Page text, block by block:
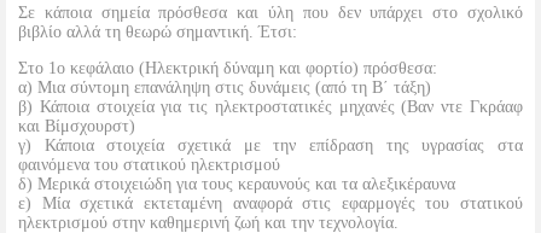
Σε κάποια σημεία πρόσθεσα και ύλη που δεν υπάρχει στο σχολικό
βιβλίο αλλά τη θεωρώ σημαντική. Έτσι:
Στο 1ο κεφάλαιο (Ηλεκτρική δύναμη και φορτίο) πρόσθεσα:
α) Μια σύντομη επανάληψη στις δυνάμεις (από τη Β΄ τάξη)
β) Κάποια στοιχεία για τις ηλεκτροστατικές μηχανές (Βαν ντε Γκράαφ
και Βίμσχουρστ)
γ) Κάποια στοιχεία σχετικά με την επίδραση της υγρασίας στα
φαινόμενα του στατικού ηλεκτρισμού
δ) Μερικά στοιχειώδη για τους κεραυνούς και τα αλεξικέραυνα
ε) Μία σχετικά εκτεταμένη αναφορά στις εφαρμογές του στατικού
ηλεκτρισμού στην καθημερινή ζωή και την τεχνολογία.